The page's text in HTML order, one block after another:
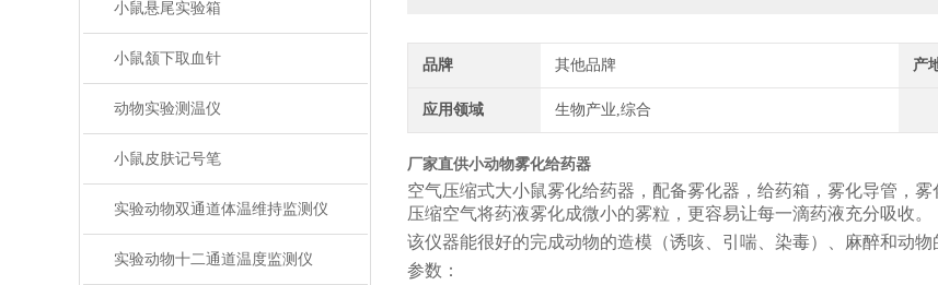
小鼠悬尾实验箱
小鼠颔下取血针
动物实验测温仪
小鼠皮肤记号笔
实验动物双通道体温维持监测仪
实验动物十二通道温度监测仪
品牌 其他品牌 产
应用领域 生物产业,综合
厂家直供小动物雾化给药器
空气压缩式大小鼠雾化给药器，配备雾化器，给药箱，雾化导管，
压缩空气将药液雾化成微小的雾粒，更容易让每一滴药液充分吸收。
该仪器能很好的完成动物的造模（诱咳、引喘、染毒）、麻醉和动
参数：